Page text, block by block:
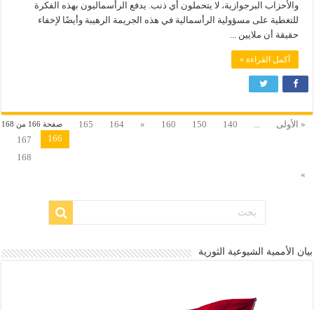
والأحزاب البرجوازية، لا يتحملون أي ذنب. يدفع الرأسماليون بهذه الفكرة
للتغطية على مسؤولية الرأسمالية في هذه الجريمة الرهيبة وأيضًا لإخفاء
حقيقة أن ملايين ...
أكمل القراءة »
صفحة 166 من 168 « الأولى 140
150
160
«
164
165
166
167
168
»
بيان الأممية الشيوعية الثورية